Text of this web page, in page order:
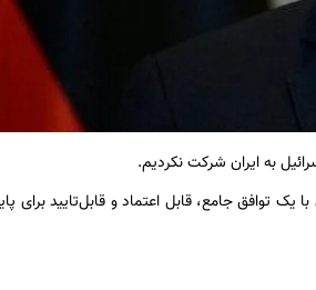
به ایران شرکت نکردیم.
یک توافق جامع، قابل اعتماد و قابل‌تایید برای